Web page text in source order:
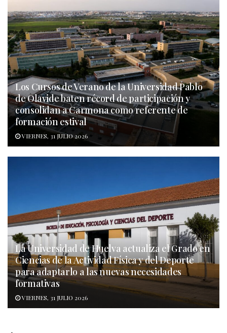
Los Cursos de Verano de la Universidad Pablo
de Olavide baten récord de participación y
consolidan a Carmona como referente de
formación estival
VIERNES, 31 JULIO 2026
La Universidad de Huelva actualiza el Grado en
Ciencias de la Actividad Física y del Deporte
para adaptarlo a las nuevas necesidades
formativas
VIERNES, 31 JULIO 2026